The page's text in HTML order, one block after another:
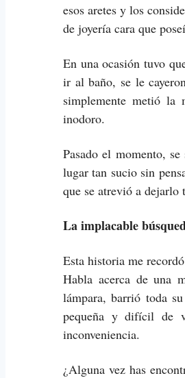
esos aretes y los
de joyería cara que
En una ocasión tuvo
ir al baño, se le
simplemente metió la
inodoro.
Pasado el momento,
lugar tan sucio sin
que se atrevió a dejarlo
La implacable
Esta historia me
Habla acerca de una
lámpara, barrió toda
pequeña y difícil de
inconveniencia.
¿Alguna vez has